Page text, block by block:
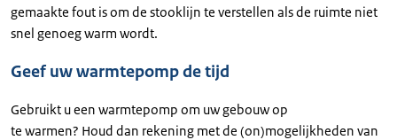
gemaakte fout is om de stooklijn te verstellen als de ruimte niet
snel genoeg warm wordt.
Geef uw warmtepomp de tijd
Gebruikt u een warmtepomp om uw gebouw op
te warmen? Houd dan rekening met de (on)mogelijkheden van